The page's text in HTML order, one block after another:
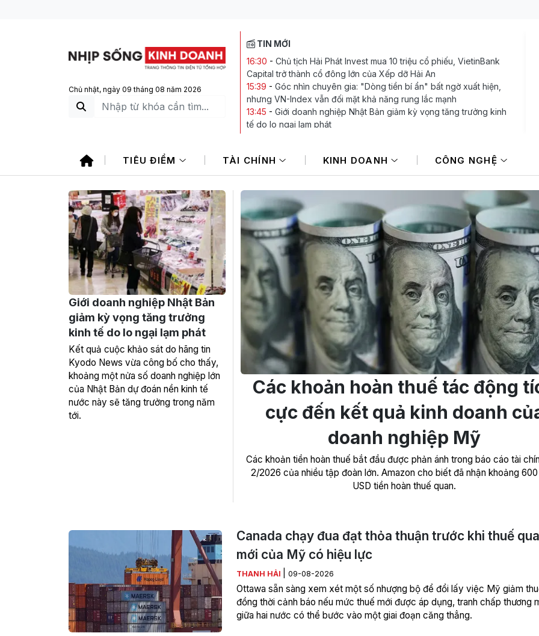
Chủ nhật, ngày 09 tháng 08 năm 2026
TIN MỚI
16:30 - Chủ tịch Hải Phát Invest mua 10 triệu cổ phiếu, VietinBank
Capital trở thành cổ đông lớn của Xếp dỡ Hải An
15:39 - Góc nhìn chuyên gia: "Dòng tiền bí ẩn" bất ngờ xuất hiện,
nhưng VN-Index vẫn đối mặt khả năng rung lắc mạnh
13:45 - Giới doanh nghiệp Nhật Bản giảm kỳ vọng tăng trưởng kinh
tế do lo ngại lạm phát
13:27- Bảo Tín Mạnh Hải: Có 7 giao dịch nhận đặt cọc vàng miếng
là do bị rách vỏ bao bì, phải chuyển đến SJC để đóng lại
kết luận của Thanh tra Chính phủ
TIÊU ĐIỂM TÀI CHÍNH KINH DOANH CÔNG NGHỆ
Giới doanh nghiệp Nhật Bản
giảm kỳ vọng tăng trưởng
kinh tế do lo ngại lạm phát
Kết quả cuộc khảo sát do hãng tin
Kyodo News vừa công bố cho thấy,
khoảng một nửa số doanh nghiệp lớn
của Nhật Bản dự đoán nền kinh tế
nước này sẽ tăng trưởng trong năm
tới.
Các khoản hoàn thuế tác động
cực đến kết quả kinh doanh
doanh nghiệp Mỹ
Các khoản tiền hoàn thuế bắt đầu được phản ánh trong báo cáo tài
2/2026 của nhiều tập đoàn lớn. Amazon cho biết đã nhận khoảng
USD tiền hoàn thuế quan.
Canada chạy đua đạt thỏa thuận trước khi thuế
mới của Mỹ có hiệu lực
THANH HẢI 09-08-2026
Ottawa sẵn sàng xem xét một số nhượng bộ để đổi lấy việc Mỹ giảm
đồng thời cảnh báo nếu mức thuế mới được áp dụng, tranh chấp thương
giữa hai nước có thể bước vào một giai đoạn căng thẳng.